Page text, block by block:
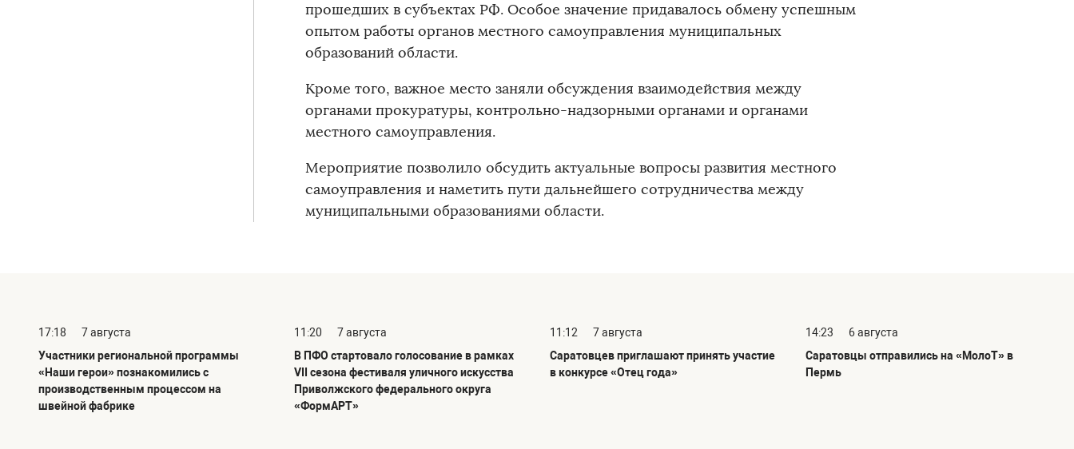
прошедших в субъектах РФ. Особое значение придавалось обмену успешным
опытом работы органов местного самоуправления муниципальных
образований области.
Кроме того, важное место заняли обсуждения взаимодействия между
органами прокуратуры, контрольно-надзорными органами и органами
местного самоуправления.
Мероприятие позволило обсудить актуальные вопросы развития местного
самоуправления и наметить пути дальнейшего сотрудничества между
муниципальными образованиями области.
17:18
7 августа
Участники региональной программы
«Наши герои» познакомились с
производственным процессом на
швейной фабрике
11:20
7 августа
В ПФО стартовало голосование в рамках
VII сезона фестиваля уличного искусства
Приволжского федерального округа
«ФормАРТ»
11:12
7 августа
Саратовцев приглашают принять участие
в конкурсе «Отец года»
14:23
6 августа
Саратовцы отправились на «МолоТ» в
Пермь